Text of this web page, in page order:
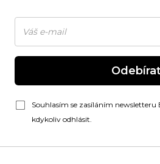
Souhlasím se zasíláním newsletteru
kdykoliv odhlásit.